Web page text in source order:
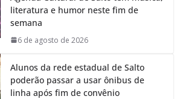
literatura e humor neste fim de
semana
6 de agosto de 2026
Alunos da rede estadual de Salto
poderão passar a usar ônibus de
linha após fim de convênio